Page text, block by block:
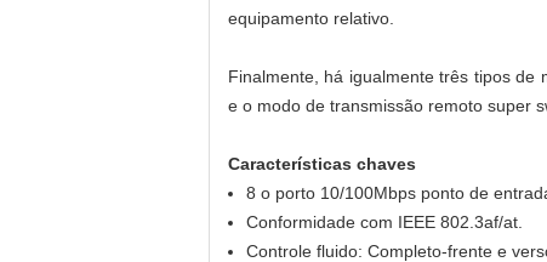
equipamento relativo.
Finalmente, há igualmente três tipos de
e o modo de transmissão remoto super
Características chaves
8 o porto 10/100Mbps ponto de
Conformidade com IEEE 802.3af/at.
Controle fluido: Completo-frente e